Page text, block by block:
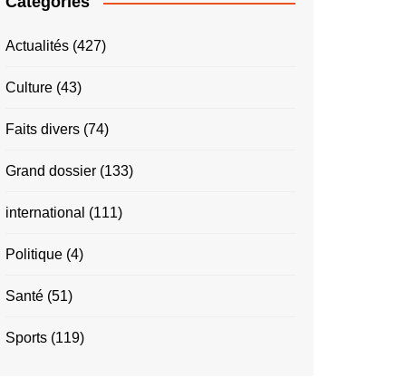
Actualités (427)
Culture (43)
Faits divers (74)
Grand dossier (133)
international (111)
Politique (4)
Santé (51)
Sports (119)